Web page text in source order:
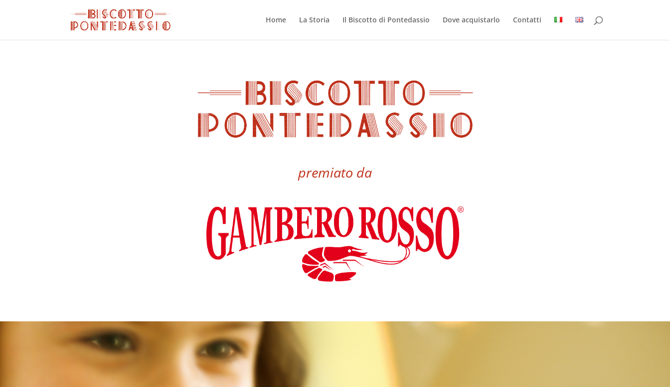
Home La Storia Il Biscotto di Pontedassio Dove acquistarlo Contatti
premiato da